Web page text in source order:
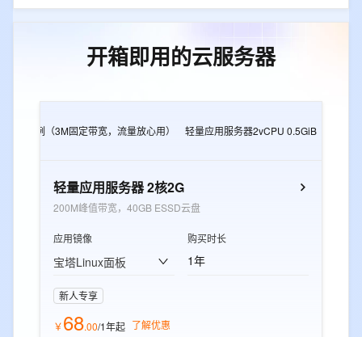
开箱即用的云服务器
e实例（3M固定带宽，流量放心用） 轻量应用服务器2vCPU 0.5GiB
轻量应用服务器 2核2G
200M峰值带宽，40GB ESSD云盘
应用镜像
宝塔Linux面板
购买时长
1年
新人专享
￥68.00/1年起 了解优惠